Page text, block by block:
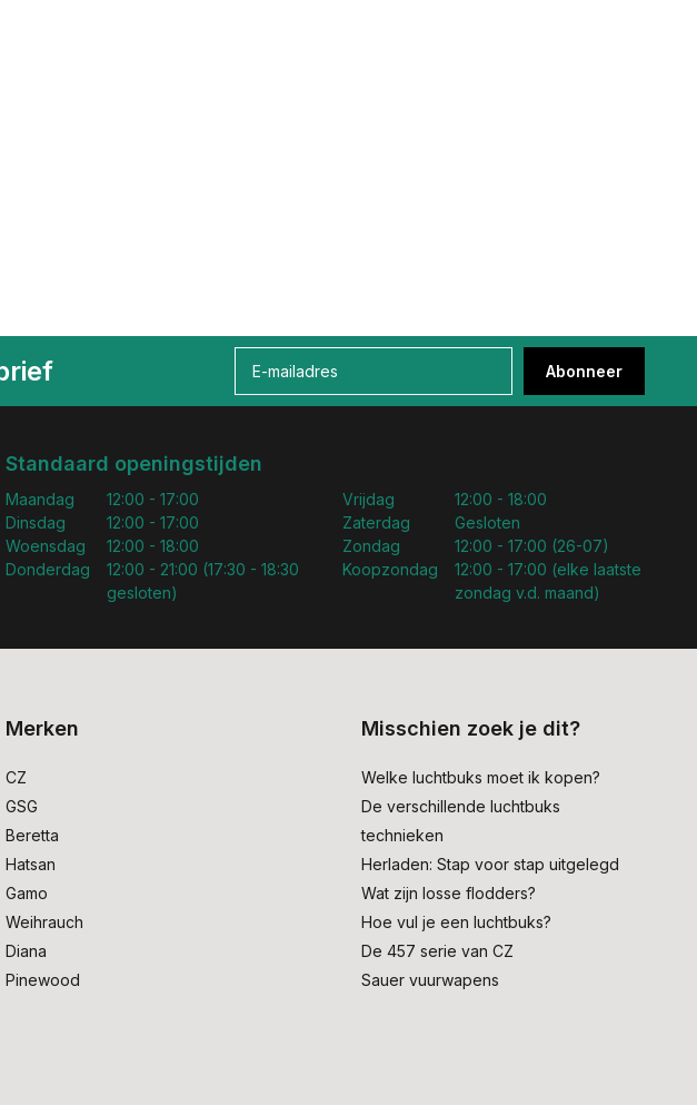
Abonneer
Standaard openingstijden
Maandag
Dinsdag
Woensdag
Donderdag
12:00 - 17:00
12:00 - 17:00
12:00 - 18:00
12:00 - 21:00 (17:30 - 18:30
gesloten)
Vrijdag
Zaterdag
Zondag
Koopzondag
12:00 - 18:00
Gesloten
12:00 - 17:00 (26-07)
12:00 - 17:00 (elke laatste
zondag v.d. maand)
Merken
CZ
GSG
Beretta
Hatsan
Gamo
Weihrauch
Diana
Pinewood
Misschien zoek je dit?
Welke luchtbuks moet ik kopen?
De verschillende luchtbuks
technieken
Herladen: Stap voor stap uitgelegd
Wat zijn losse flodders?
Hoe vul je een luchtbuks?
De 457 serie van CZ
Sauer vuurwapens